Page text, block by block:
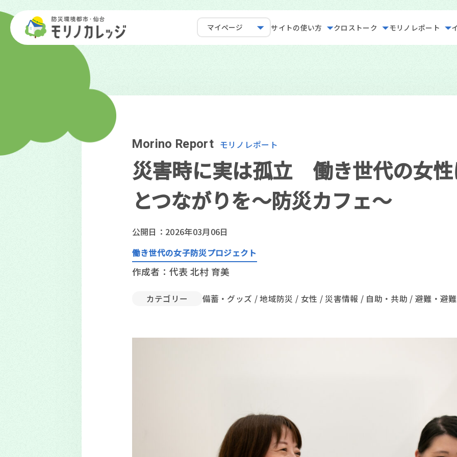
マイページ サイトの使い方 クロストーク モリノレポート
Morino Report モリノレポート
災害時に実は孤立 働き世代の女
とつながりを～防災カフェ～
公開日：2026年03月06日
働き世代の女子防災プロジェクト
作成者：代表 北村 育美
カテゴリー 備蓄・グッズ / 地域防災 / 女性 / 災害情報 / 自助・共助 / 避難・避